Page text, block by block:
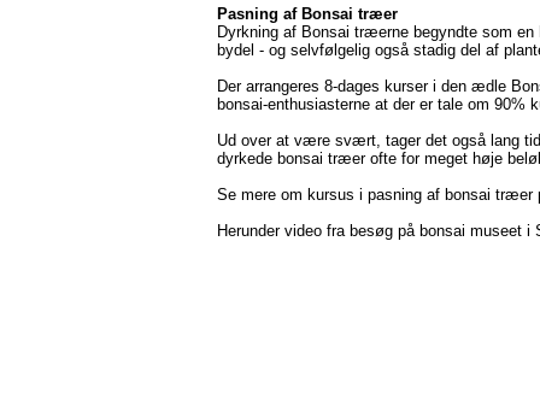
Pasning af Bonsai træer
Dyrkning af Bonsai træerne begyndte som
bydel - og selvfølgelig også stadig del af
Der arrangeres 8-dages kurser i den ædle
bonsai-enthusiasterne at der er tale om 90%
Ud over at være svært, tager det også lang
dyrkede bonsai træer ofte for meget høje
Se mere om kursus i pasning af bonsai træer
Herunder video fra besøg på bonsai museet i